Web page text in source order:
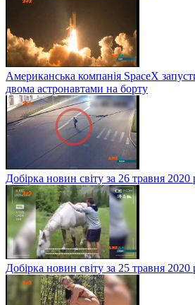
Американська компанія SpaceX
двома астронавтами на борту
Добірка новин світу за 26 травня 2020
Добірка новин світу за 25 травня 2020